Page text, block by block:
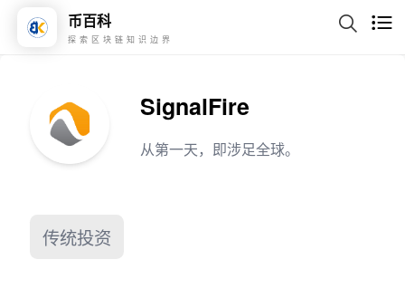
币百科
探索区块链知识边界
SignalFire
从第一天，即涉足全球。
传统投资